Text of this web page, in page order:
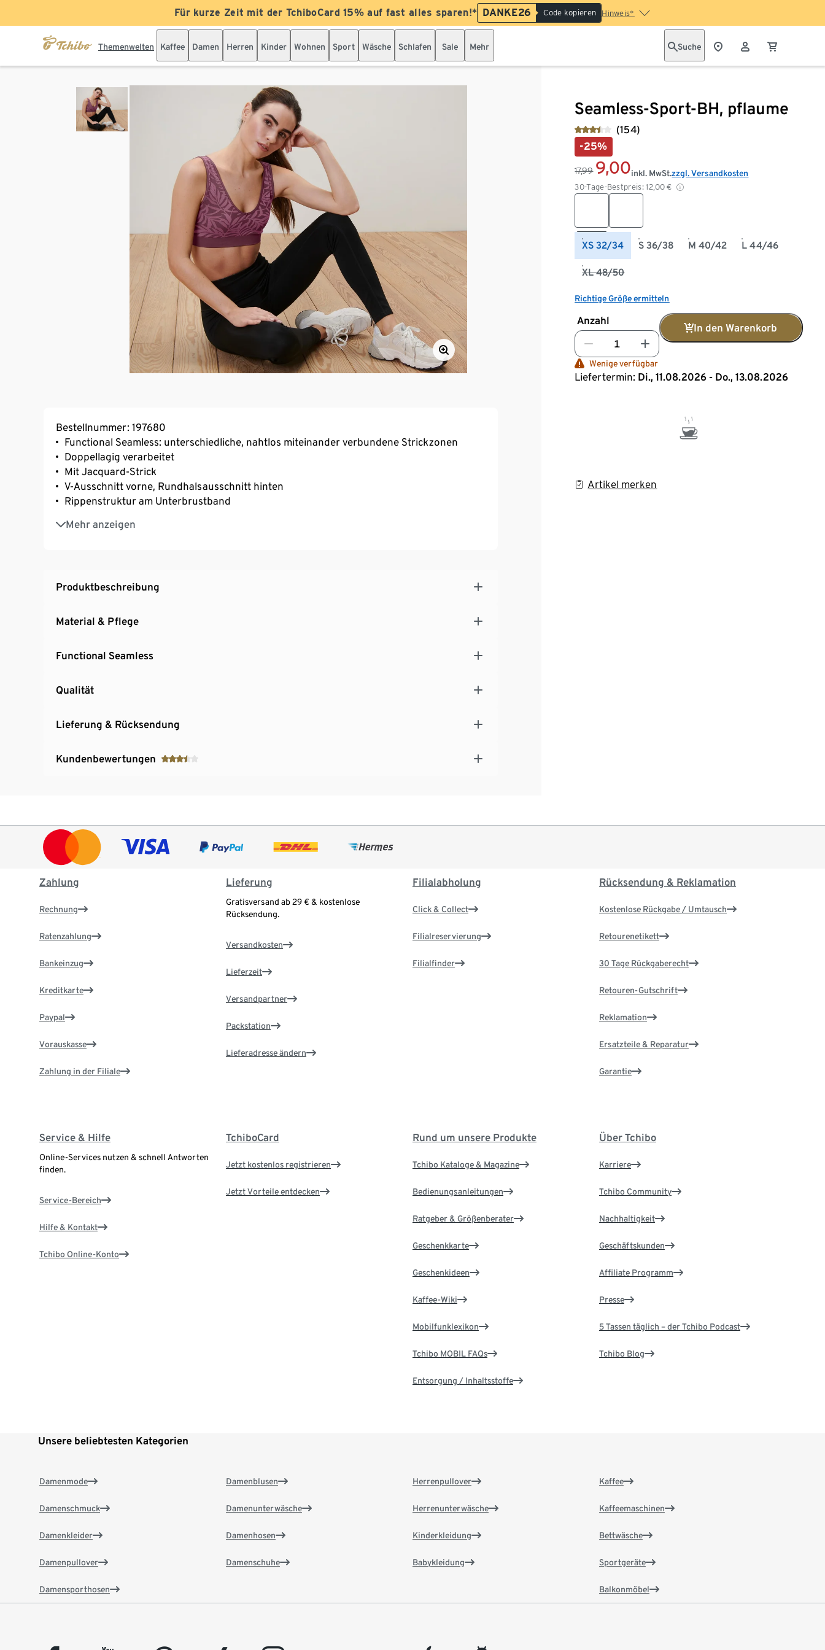
Für kurze Zeit mit der TchiboCard 15% auf fast alles sparen!* DANKE26 Code kopieren Hinweis*
Themenwelten Kaffee Damen Herren Kinder Wohnen Sport Wäsche Schlafen Sale Mehr Suche
Seamless-Sport-BH, pflaume
(154)
-25%
17,99 9,00
30-Tage-Bestpreis: 12,00 €
inkl. MwSt.zzgl. Versandkosten
XS 32/34 S 36/38 M 40/42 L 44/46
XL 48/50
Richtige Größe ermitteln
Anzahl
In den Warenkorb
Wenige verfügbar
Liefertermin: Di., 11.08.2026 - Do., 13.08.2026
Artikel merken
Bestellnummer: 197680
Functional Seamless: unterschiedliche, nahtlos miteinander verbundene Strickzonen
Doppellagig verarbeitet
Mit Jacquard-Strick
V-Ausschnitt vorne, Rundhalsausschnitt hinten
Rippenstruktur am Unterbrustband
Mehr anzeigen
Mit der Faser TACTEL® – hautsympathisch, strapazierfähig und atmungsaktiv
Mit Markenelasthan: formbeständig, perfekter Sitz bei voller Bewegungsfreiheit
Produktbeschreibung
Material & Pflege
Functional Seamless
Qualität
Lieferung & Rücksendung
Kundenbewertungen
Zahlung
Rechnung
Ratenzahlung
Bankeinzug
Kreditkarte
Paypal
Vorauskasse
Zahlung in der Filiale
Lieferung
Gratisversand ab 29 € & kostenlose
Rücksendung.
Versandkosten
Lieferzeit
Versandpartner
Packstation
Lieferadresse ändern
Filialabholung
Click & Collect
Filialreservierung
Filialfinder
Rücksendung & Reklamation
Kostenlose Rückgabe / Umtausch
Retourenetikett
30 Tage Rückgaberecht
Retouren-Gutschrift
Reklamation
Ersatzteile & Reparatur
Garantie
Service & Hilfe
Online-Services nutzen & schnell Antworten
finden.
Service-Bereich
Hilfe & Kontakt
Tchibo Online-Konto
TchiboCard
Jetzt kostenlos registrieren
Jetzt Vorteile entdecken
Rund um unsere Produkte
Tchibo Kataloge & Magazine
Bedienungsanleitungen
Ratgeber & Größenberater
Geschenkkarte
Geschenkideen
Kaffee-Wiki
Mobilfunklexikon
Tchibo MOBIL FAQs
Entsorgung / Inhaltsstoffe
Über Tchibo
Karriere
Tchibo Community
Nachhaltigkeit
Geschäftskunden
Affiliate Programm
Presse
5 Tassen täglich – der Tchibo Podcast
Tchibo Blog
Unsere beliebtesten Kategorien
Damenmode
Damenschmuck
Damenkleider
Damenpullover
Damensporthosen
Damenblusen
Damenunterwäsche
Damenhosen
Damenschuhe
Herrenpullover
Herrenunterwäsche
Kinderkleidung
Babykleidung
Kaffee
Kaffeemaschinen
Bettwäsche
Sportgeräte
Balkonmöbel